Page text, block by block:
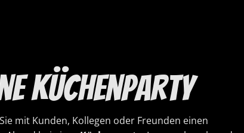
Küchenparty
mit Kunden, Kollegen oder Freunden einen